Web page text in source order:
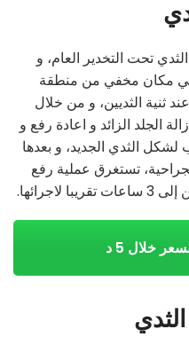
تحت التخدير العام، و
في مكان مخفي من منطقة
ثنية الثديين، و من خلال
الجلد الزائد و اعادة رفع و
الثدي الجديد، و بعدها
تستغرق عملية رفع
خلال 5 د